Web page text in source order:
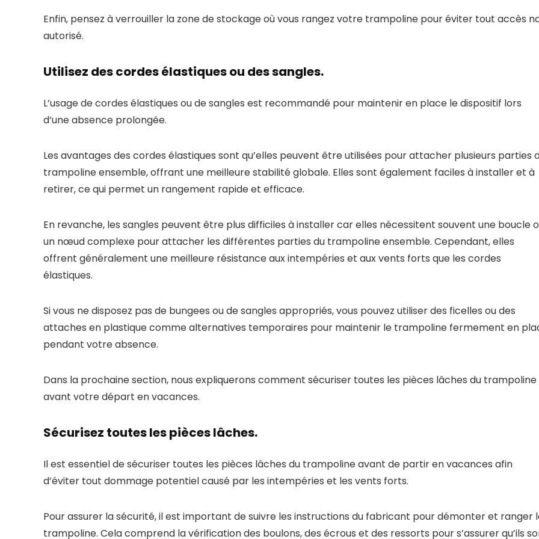
Enfin, pensez à verrouiller la zone de stockage où vous rangez votre trampoline pour éviter tout accès
autorisé.
Utilisez des cordes élastiques ou des sangles.
L’usage de cordes élastiques ou de sangles est recommandé pour maintenir en place le dispositif lors
d’une absence prolongée.
Les avantages des cordes élastiques sont qu’elles peuvent être utilisées pour attacher plusieurs parties
trampoline ensemble, offrant une meilleure stabilité globale. Elles sont également faciles à installer et à
retirer, ce qui permet un rangement rapide et efficace.
En revanche, les sangles peuvent être plus difficiles à installer car elles nécessitent souvent une boucle
un nœud complexe pour attacher les différentes parties du trampoline ensemble. Cependant, elles
offrent généralement une meilleure résistance aux intempéries et aux vents forts que les cordes
élastiques.
Si vous ne disposez pas de bungees ou de sangles appropriés, vous pouvez utiliser des ficelles ou des
attaches en plastique comme alternatives temporaires pour maintenir le trampoline fermement en
pendant votre absence.
Dans la prochaine section, nous expliquerons comment sécuriser toutes les pièces lâches du trampoline
avant votre départ en vacances.
Sécurisez toutes les pièces lâches.
Il est essentiel de sécuriser toutes les pièces lâches du trampoline avant de partir en vacances afin
d’éviter tout dommage potentiel causé par les intempéries et les vents forts.
Pour assurer la sécurité, il est important de suivre les instructions du fabricant pour démonter et ranger
trampoline. Cela comprend la vérification des boulons, des écrous et des ressorts pour s’assurer qu’ils